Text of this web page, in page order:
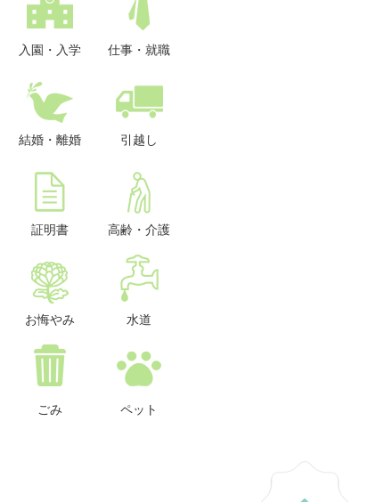
入園・入学 仕事・就職
結婚・離婚 引越し
証明書 高齢・介護
お悔やみ 水道
ごみ ペット